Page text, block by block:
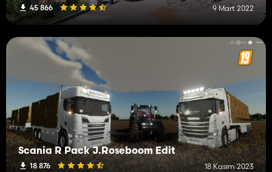
45 866 9 Mart 2022
Scania R Pack J.Roseboom Edit
18 876 18 Kasım 2023